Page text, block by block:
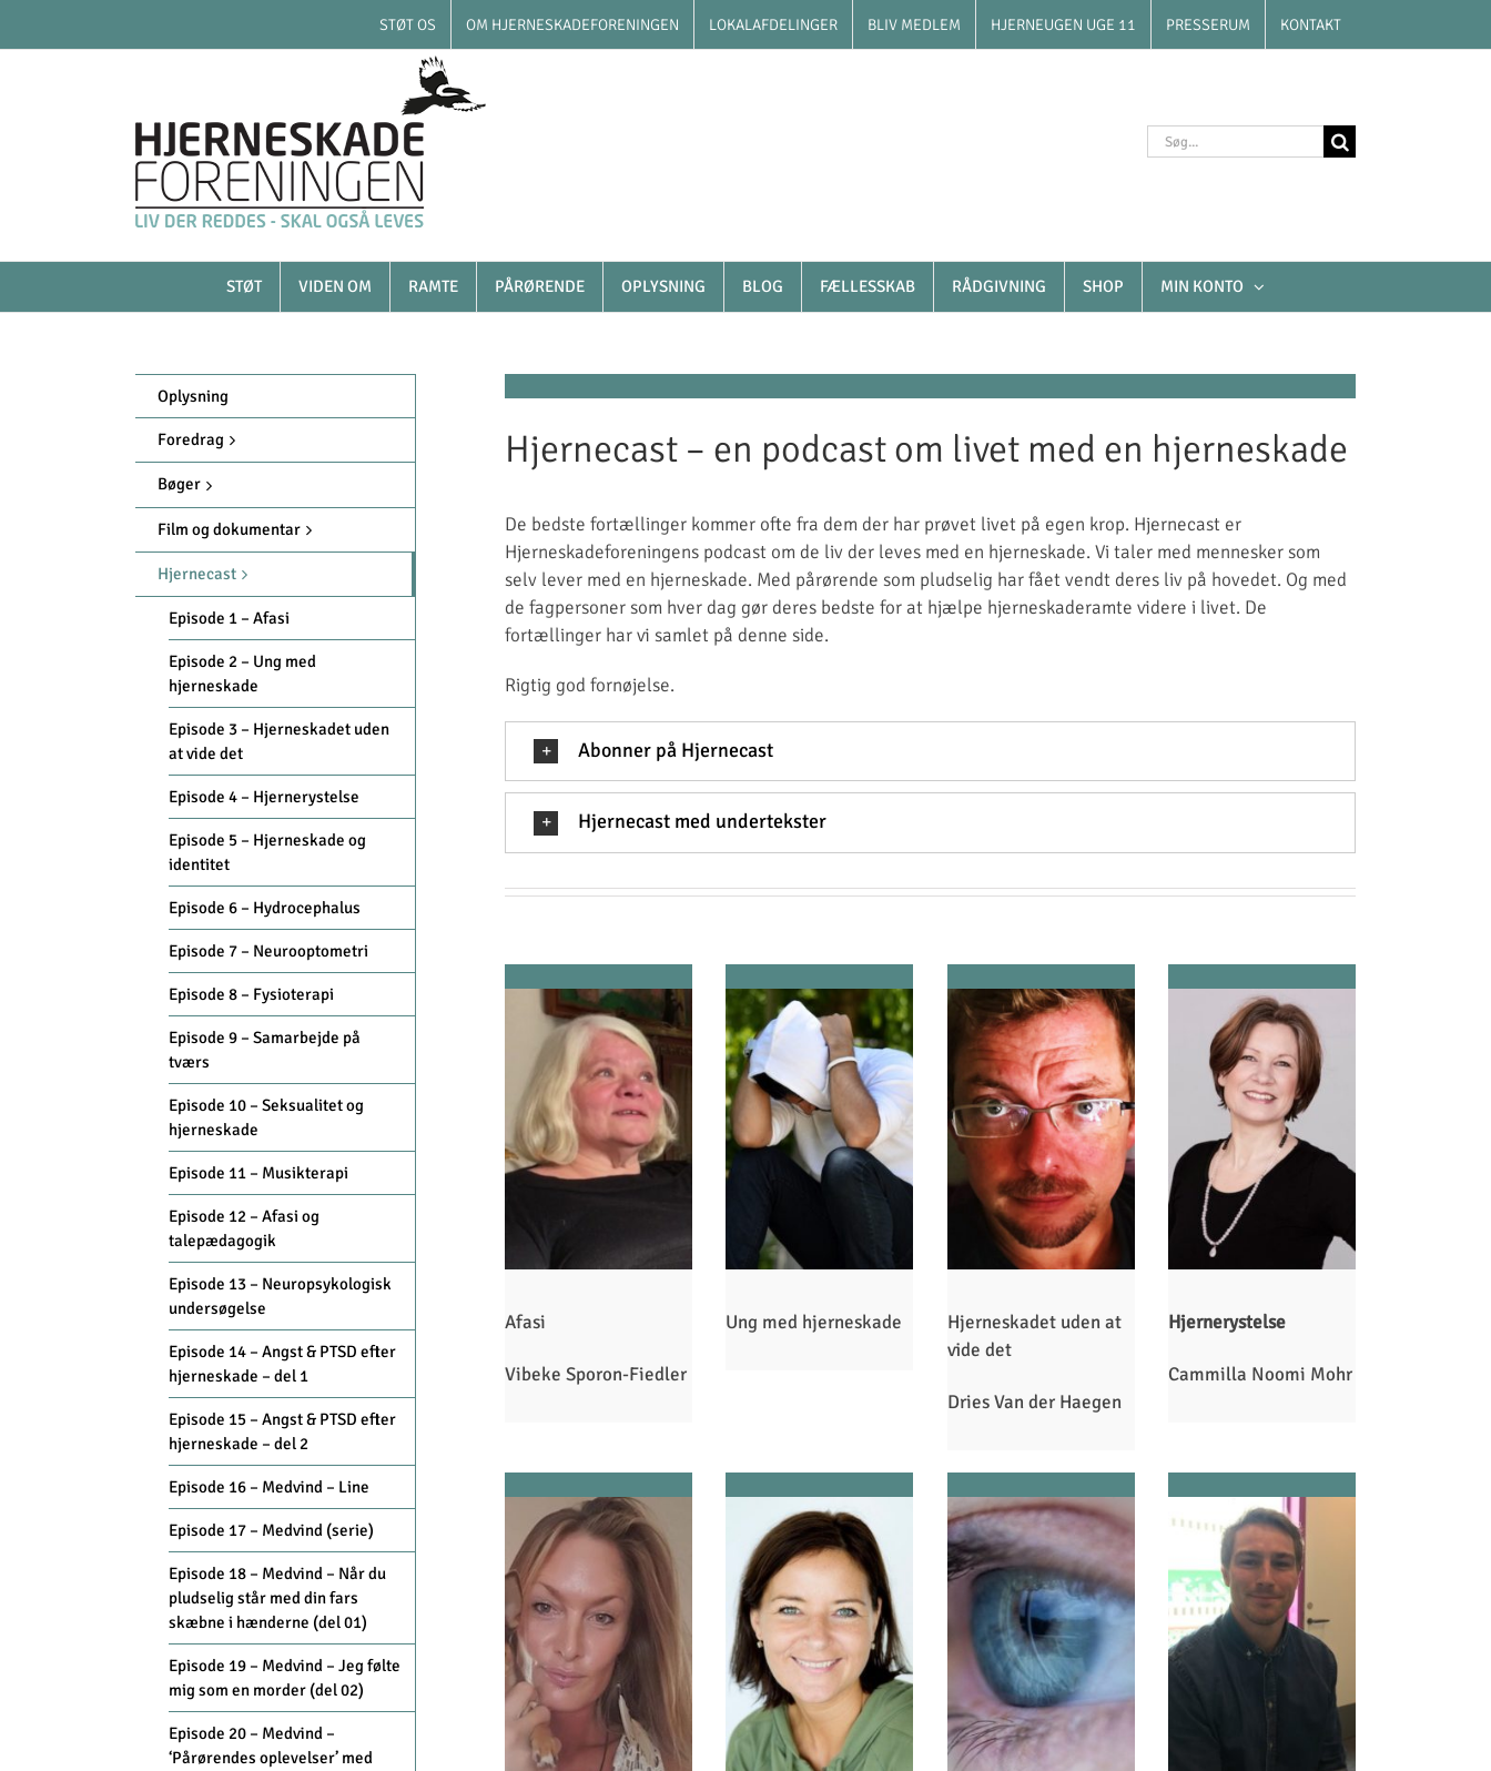
to
STØT OS OM HJERNESKADEFORENINGEN LOKALAFDELINGER BLIV MEDLEM HJERNEUGEN UGE 11 PRESSERUM KONTAKT
Søg
STØT VIDEN OM RAMTE PÅRØRENDE OPLYSNING BLOG FÆLLESSKAB RÅDGIVNING SHOP MIN KONTO
Hjernecast – en podcast om livet med en hjerneskade
De bedste fortællinger kommer ofte fra dem der har prøvet livet på egen krop. Hjernecast er
Hjerneskadeforeningens podcast om de liv der leves med en hjerneskade. Vi taler med mennesker som
selv lever med en hjerneskade. Med pårørende som pludselig har fået vendt deres liv på hovedet. Og med
de fagpersoner som hver dag gør deres bedste for at hjælpe hjerneskaderamte videre i livet. De
fortællinger har vi samlet på denne side.
Rigtig god fornøjelse.
Abonner på Hjernecast
Hjernecast med undertekster
Afasi
Vibeke Sporon-Fiedler
Ung med hjerneskade
Hjerneskadet uden at
vide det
Dries Van der Haegen
Hjernerystelse
Cammilla Noomi Mohr
Oplysning
Foredrag
Bøger
Film og dokumentar
Hjernecast
Episode 1 – Afasi
Episode 2 – Ung med
hjerneskade
Episode 3 – Hjerneskadet uden
at vide det
Episode 4 – Hjernerystelse
Episode 5 – Hjerneskade og
identitet
Episode 6 – Hydrocephalus
Episode 7 – Neurooptometri
Episode 8 – Fysioterapi
Episode 9 – Samarbejde på
tværs
Episode 10 – Seksualitet og
hjerneskade
Episode 11 – Musikterapi
Episode 12 – Afasi og
talepædagogik
Episode 13 – Neuropsykologisk
undersøgelse
Episode 14 – Angst & PTSD efter
hjerneskade – del 1
Episode 15 – Angst & PTSD efter
hjerneskade – del 2
Episode 16 – Medvind – Line
Episode 17 – Medvind (serie)
Episode 18 – Medvind – Når du
pludselig står med din fars
skæbne i hænderne (del 01)
Episode 19 – Medvind – Jeg følte
mig som en morder (del 02)
Episode 20 – Medvind –
‘Pårørendes oplevelser’ med